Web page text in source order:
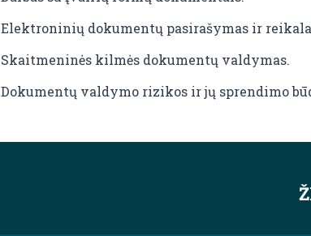
Elektroninių dokumentų pasirašymas ir
Skaitmeninės kilmės dokumentų valdymas.
Dokumentų valdymo rizikos ir jų sprendimo